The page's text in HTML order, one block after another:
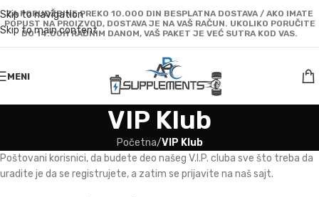
Skip to navigation
Skip to main content
ZA PORUDŽBINE PREKO 10.000 DIN BESPLATNA DOSTAVA / AKO IMATE
POPUST NA PROIZVOD, DOSTAVA JE NA VAŠ RAČUN. UKOLIKO PORUČITE
DO 14:00H RADNIM DANOM, VAŠ PAKET JE VEĆ SUTRA KOD VAS.
MENI
VIP Klub
Početna/VIP Klub
Poštovani korisnici, da budete deo našeg V.I.P. cluba sve što treba da
uradite je da se registrujete, a zatim se prijavite na naš sajt.